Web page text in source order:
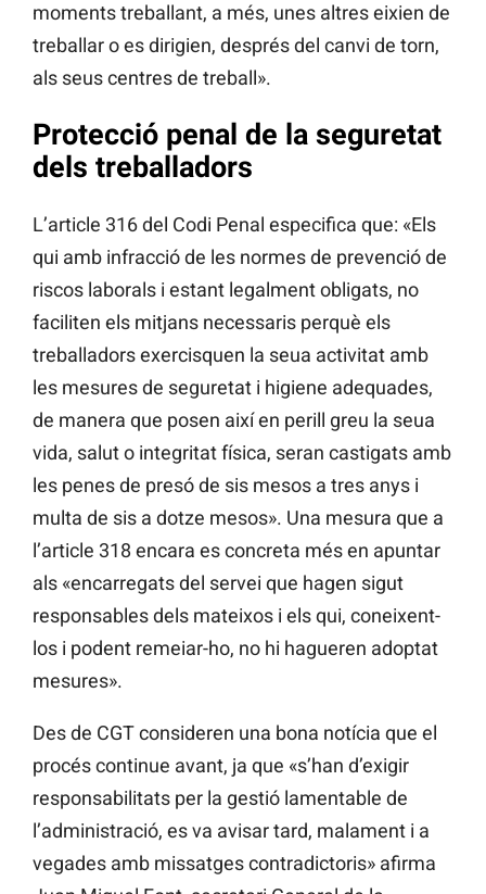
moments treballant, a més, unes altres eixien de
treballar o es dirigien, després del canvi de torn,
als seus centres de treball».
Protecció penal de la seguretat
dels treballadors
L’article 316 del Codi Penal especifica que: «Els
qui amb infracció de les normes de prevenció de
riscos laborals i estant legalment obligats, no
faciliten els mitjans necessaris perquè els
treballadors exercisquen la seua activitat amb
les mesures de seguretat i higiene adequades,
de manera que posen així en perill greu la seua
vida, salut o integritat física, seran castigats amb
les penes de presó de sis mesos a tres anys i
multa de sis a dotze mesos». Una mesura que a
l’article 318 encara es concreta més en apuntar
als «encarregats del servei que hagen sigut
responsables dels mateixos i els qui, coneixent-
los i podent remeiar-ho, no hi hagueren adoptat
mesures».
Des de CGT consideren una bona notícia que el
procés continue avant, ja que «s’han d’exigir
responsabilitats per la gestió lamentable de
l’administració, es va avisar tard, malament i a
vegades amb missatges contradictoris» afirma